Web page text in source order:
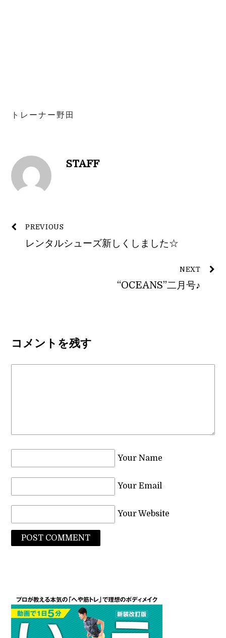
トレーナー野田
STAFF
PREVIOUS
レンタルシューズ新しくしました☆
NEXT
“OCEANS”二月号♪
コメントを残す
Your Name
Your Email
Your Website